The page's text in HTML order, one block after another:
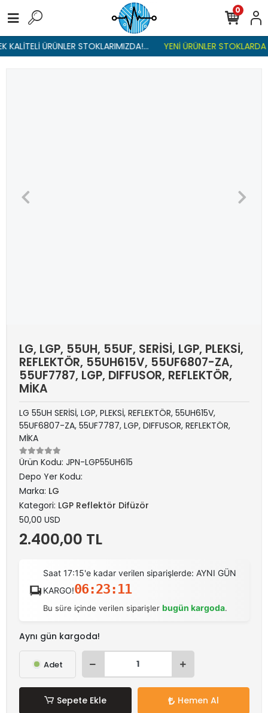
ÜRÜNLER STOKLARIMIZDA!... YENİ ÜRÜNLER STOKLARDA
0
LG, LGP, 55UH, 55UF, SERİSİ, LGP, PLEKSİ,
REFLEKTÖR, 55UH615V, 55UF6807-ZA,
55UF7787, LGP, DIFFUSOR, REFLEKTÖR,
MİKA
LG 55UH SERİSİ, LGP, PLEKSİ, REFLEKTÖR, 55UH615V,
55UF6807-ZA, 55UF7787, LGP, DIFFUSOR, REFLEKTÖR,
MİKA
Ürün Kodu: JPN-LGP55UH615
Depo Yer Kodu:
Marka: LG
Kategori: LGP Reflektör Difüzör
50,00 USD
2.400,00 TL
Saat 17:15'e kadar verilen siparişlerde: AYNI GÜN
KARGO!06:23:11
Bu süre içinde verilen siparişler bugün kargoda.
Aynı gün kargoda!
Adet
Sepete Ekle Hemen Al